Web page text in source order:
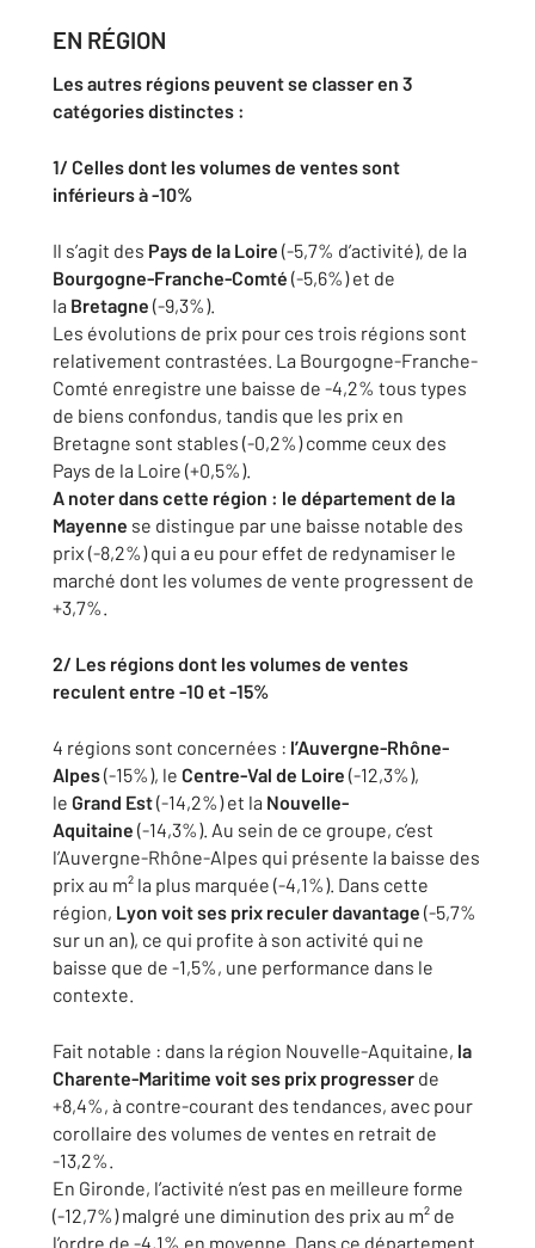
EN RÉGION
Les autres régions peuvent se classer en 3
catégories distinctes :
1/ Celles dont les volumes de ventes sont
inférieurs à -10%
Il s’agit des Pays de la Loire (-5,7% d’activité), de la
Bourgogne-Franche-Comté (-5,6%) et de
la Bretagne (-9,3%).
Les évolutions de prix pour ces trois régions sont
relativement contrastées. La Bourgogne-Franche-
Comté enregistre une baisse de -4,2% tous types
de biens confondus, tandis que les prix en
Bretagne sont stables (-0,2%) comme ceux des
Pays de la Loire (+0,5%).
A noter dans cette région : le département de la
Mayenne se distingue par une baisse notable des
prix (-8,2%) qui a eu pour effet de redynamiser le
marché dont les volumes de vente progressent de
+3,7%.
2/ Les régions dont les volumes de ventes
reculententre -10 et -15%
4 régions sont concernées : l’Auvergne-Rhône-
Alpes(-15%), le Centre-Val de Loire (-12,3%),
le Grand Est(-14,2%) et la Nouvelle-
Aquitaine (-14,3%). Au sein de ce groupe, c’est
l’Auvergne-Rhône-Alpes qui présente la baisse des
prix au m² la plus marquée (-4,1%). Dans cette
région, Lyon voit ses prix reculerdavantage (-5,7%
sur un an), ce qui profite à son activité qui ne
baisse que de -1,5%, une performance dans le
contexte.
Fait notable : dans la région Nouvelle-Aquitaine, la
Charente-Maritime voit ses prix progresser de
+8,4%, à contre-courant des tendances, avec pour
corollaire des volumes de ventes en retrait de
-13,2%.
En Gironde, l’activité n’est pas en meilleure forme
(-12,7%) malgré une diminution des prix au m² de
l’ordre de -4,1% en moyenne. Dans ce département